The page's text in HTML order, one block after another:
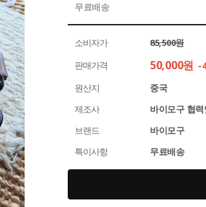
무료배송
소비자가
85,500원
판매가격
50,000원 -
원산지
중국
제조사
바이모구 협
브랜드
바이모구
특이사항
무료배송